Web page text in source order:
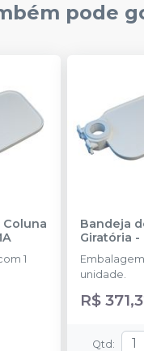
pode
1
Bandeja
Giratória -
unidade.
R$
Qtd :